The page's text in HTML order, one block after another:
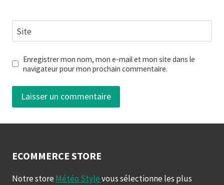
Site
Enregistrer mon nom, mon e-mail et mon site dans le
navigateur pour mon prochain commentaire.
ECOMMERCE STORE
Notre store Météo Stylevous sélectionne les plus